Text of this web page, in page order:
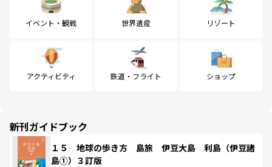
イベント・観戦 世界遺産 リゾート
アクティビティ 鉄道・フライト ショップ
新刊ガイドブック
１５ 地球の歩き方 島旅 伊豆大島 利島（伊豆諸
島①）３訂版